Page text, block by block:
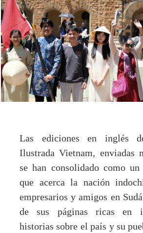
Las ediciones en inglés
Ilustrada Vietnam, enviadas
se han consolidado como
que acerca la nación
empresarios y amigos en
de sus páginas ricas en
historias sobre el país y su